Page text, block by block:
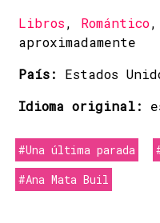
Libros, Romántico,
aproximadamente
País: Estados
Idioma original:
#Una última parada
#Ana Mata Buil